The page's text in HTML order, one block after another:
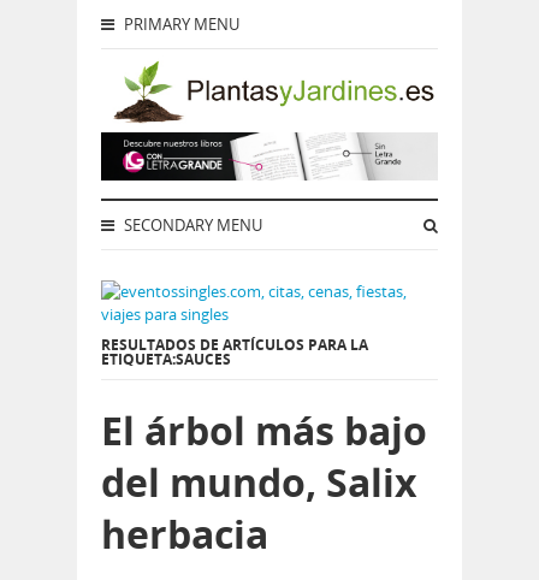
PRIMARY MENU
SECONDARY MENU
RESULTADOS DE ARTÍCULOS PARA LA
ETIQUETA:SAUCES
El árbol más bajo
del mundo, Salix
herbacia